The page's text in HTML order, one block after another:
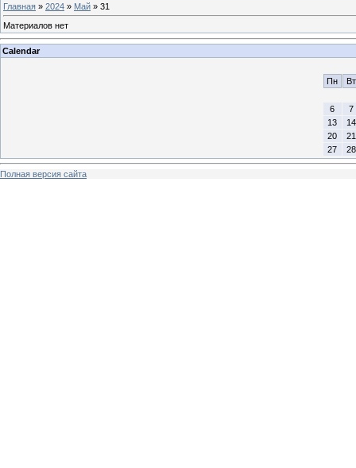
Главная » 2024 » Май » 31
Материалов нет
Calendar
Пн Вт
6
7
13
14
20
21
27
28
Полная версия сайта